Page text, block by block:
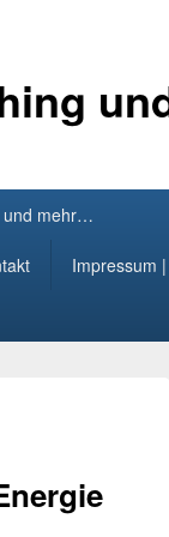
und mehr…
Impressum